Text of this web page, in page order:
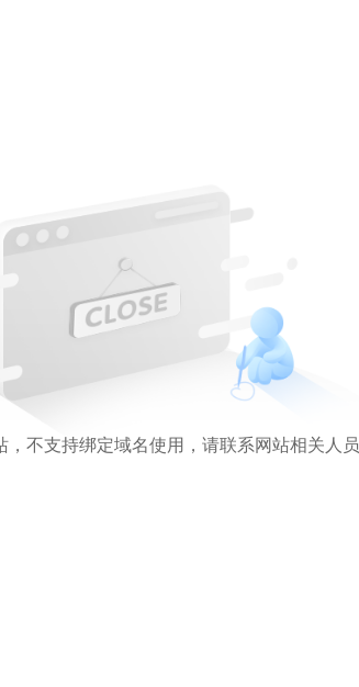
，不支持绑定域名使用，请联系网站相关人员